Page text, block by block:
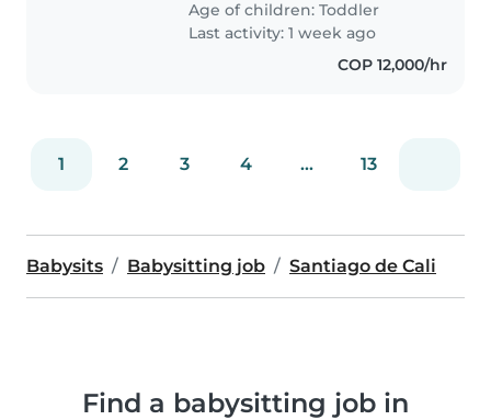
amigable. Si tienes..
Age of children:Toddler
Last activity: 1 week ago
COP 12,000/hr
1 2 3 4 ... 13
Babysits Babysitting job Santiago de Cali
Find a babysitting job in